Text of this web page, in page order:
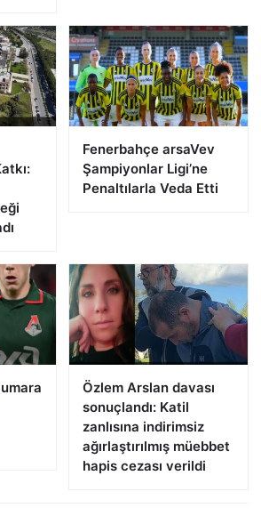
Fenerbahçe arsaVev
Şampiyonlar Ligi’ne
Penaltılarla Veda Etti
Özlem Arslan davası
sonuçlandı: Katil
zanlısına indirimsiz
ağırlaştırılmış müebbet
hapis cezası verildi